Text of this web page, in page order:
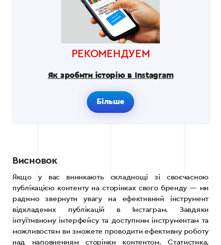
РЕКОМЕНДУЕМ
Як зробити історію в Instagram
Більше
Висновок
Якщо у вас виникають складнощі зі своєчасною
публікацією контенту на сторінках свого бренду — ми
радимо звернути увагу на ефективний інструмент
відкладених публікацій в Інстаграм. Завдяки
інтуїтивному інтерфейсу та доступним інструментам та
можливостям ви зможете проводити ефективну роботу
над наповненням сторінки контентом. Статистика,